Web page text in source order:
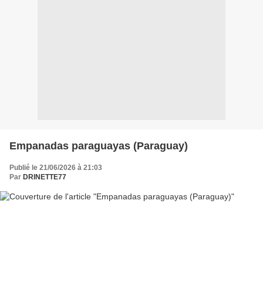
Empanadas paraguayas (Paraguay)
Publié le 21/06/2026 à 21:03
Par DRINETTE77